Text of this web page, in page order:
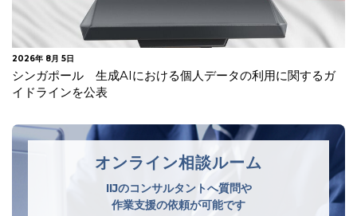
2026年 7月 30日
欧州委 違法商品等への対策が不十分としてデジタルサービ
ス法違反でAliExpress…
オンライン相談ルーム
IIJのコンサルタントへ質問や
作業支援の依頼が可能です